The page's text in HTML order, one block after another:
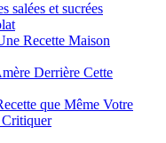
salées et sucrées
Recette Maison
Derrière Cette
que Même Votre
Critiquer